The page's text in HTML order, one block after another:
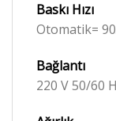
Baskı Hızı
Otomatik=
Bağlantı
220 V 50/60